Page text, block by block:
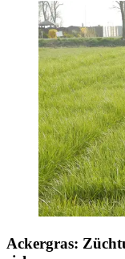
Ackergras: